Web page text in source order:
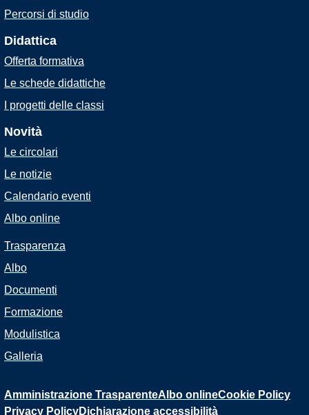
Percorsi di studio
Didattica
Offerta formativa
Le schede didattiche
I progetti delle classi
Novità
Le circolari
Le notizie
Calendario eventi
Albo online
Trasparenza
Albo
Documenti
Formazione
Modulistica
Galleria
Amministrazione TrasparenteAlbo onlineCookie Policy
Privacy PolicyDichiarazione accessibilità